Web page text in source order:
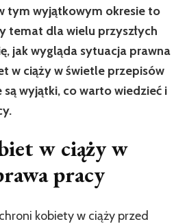
tym wyjątkowym okresie to
temat dla wielu przyszłych
jak wygląda sytuacja prawna
w ciąży w świetle przepisów
są wyjątki, co warto wiedzieć i
w ciąży w
pracy
kobiety w ciąży przed